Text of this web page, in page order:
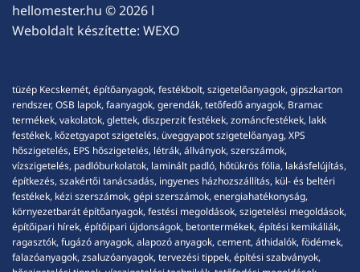
hellomester.hu © 2026 l
Weboldalt készítette: WEXO
tüzép Kecskemét, építőanyagok, festékbolt, szigetelőanyagok, gipszkarton
rendszer, OSB lapok, faanyagok, gerendák, tetőfedő anyagok, Bramac
termékek, vakolatok, glettek, diszperzit festékek, zománcfestékek, lakk
festékek, kőzetgyapot szigetelés, üveggyapot szigetelőanyag, XPS
hőszigetelés, EPS hőszigetelés, létrák, állványok, szerszámok,
vízszigetelés, padlóburkolatok, laminált padló, hőtükrös fólia, lakásfelújítás,
építkezés, szakértői tanácsadás, ingyenes házhozszállítás, kül- és beltéri
festékek, kézi szerszámok, gépi szerszámok, energiahatékonyság,
környezetbarát építőanyagok, festési megoldások, szigetelési megoldások,
építőipari hírek, építőipari újdonságok, betontermékek, építési kemikáliák,
ragasztók, fugázó anyagok, alapozó anyagok, cement, áthidalók, födémek,
falazóanyagok, zsaluzóanyagok, tervezési tippek, építési szabványok,